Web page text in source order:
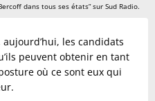
dans tous ses états” sur Sud Radio.
aujourd’hui, les candidats
peuvent obtenir en tant
où ce sont eux qui